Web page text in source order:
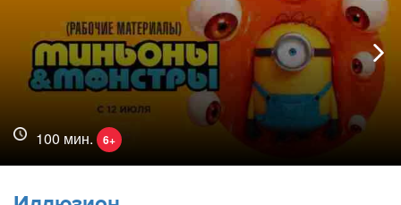
100 мин. 6+